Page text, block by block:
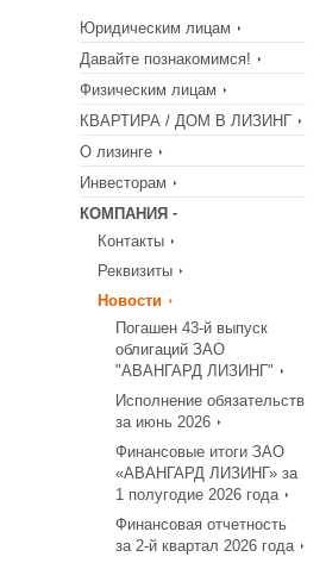
Юридическим лицам
Давайте познакомимся!
Физическим лицам
КВАРТИРА / ДОМ В ЛИЗИНГ
О лизинге
Инвесторам
КОМПАНИЯ
Контакты
Реквизиты
Новости
Погашен 43-й выпуск
облигаций ЗАО
"АВАНГАРД ЛИЗИНГ"
Исполнение обязательств
за июнь 2026
Финансовые итоги ЗАО
«АВАНГАРД ЛИЗИНГ» за
1 полугодие 2026 года
Финансовая отчетность
за 2-й квартал 2026 года